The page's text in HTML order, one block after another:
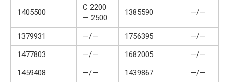
1405500
С 2200
— 2500
1385590 —/—
1379931 —/— 1756395
—/—
1477803
—/— 1682005
—/—
1459408
—/— 1439867
—/—